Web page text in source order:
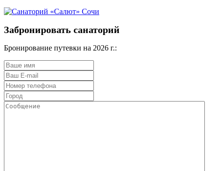
Забронировать санаторий
Бронирование путевки на 2026 г.: